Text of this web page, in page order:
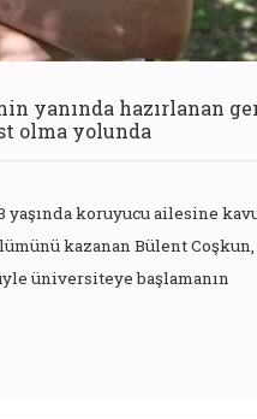
yanında hazırlanan
olma yolunda
yaşında koruyucu ailesine
kazanan Bülent
üniversiteye başlamanın